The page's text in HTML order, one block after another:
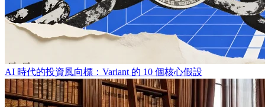
AI 時代的投資風向標：Variant 的 10 個核心假設